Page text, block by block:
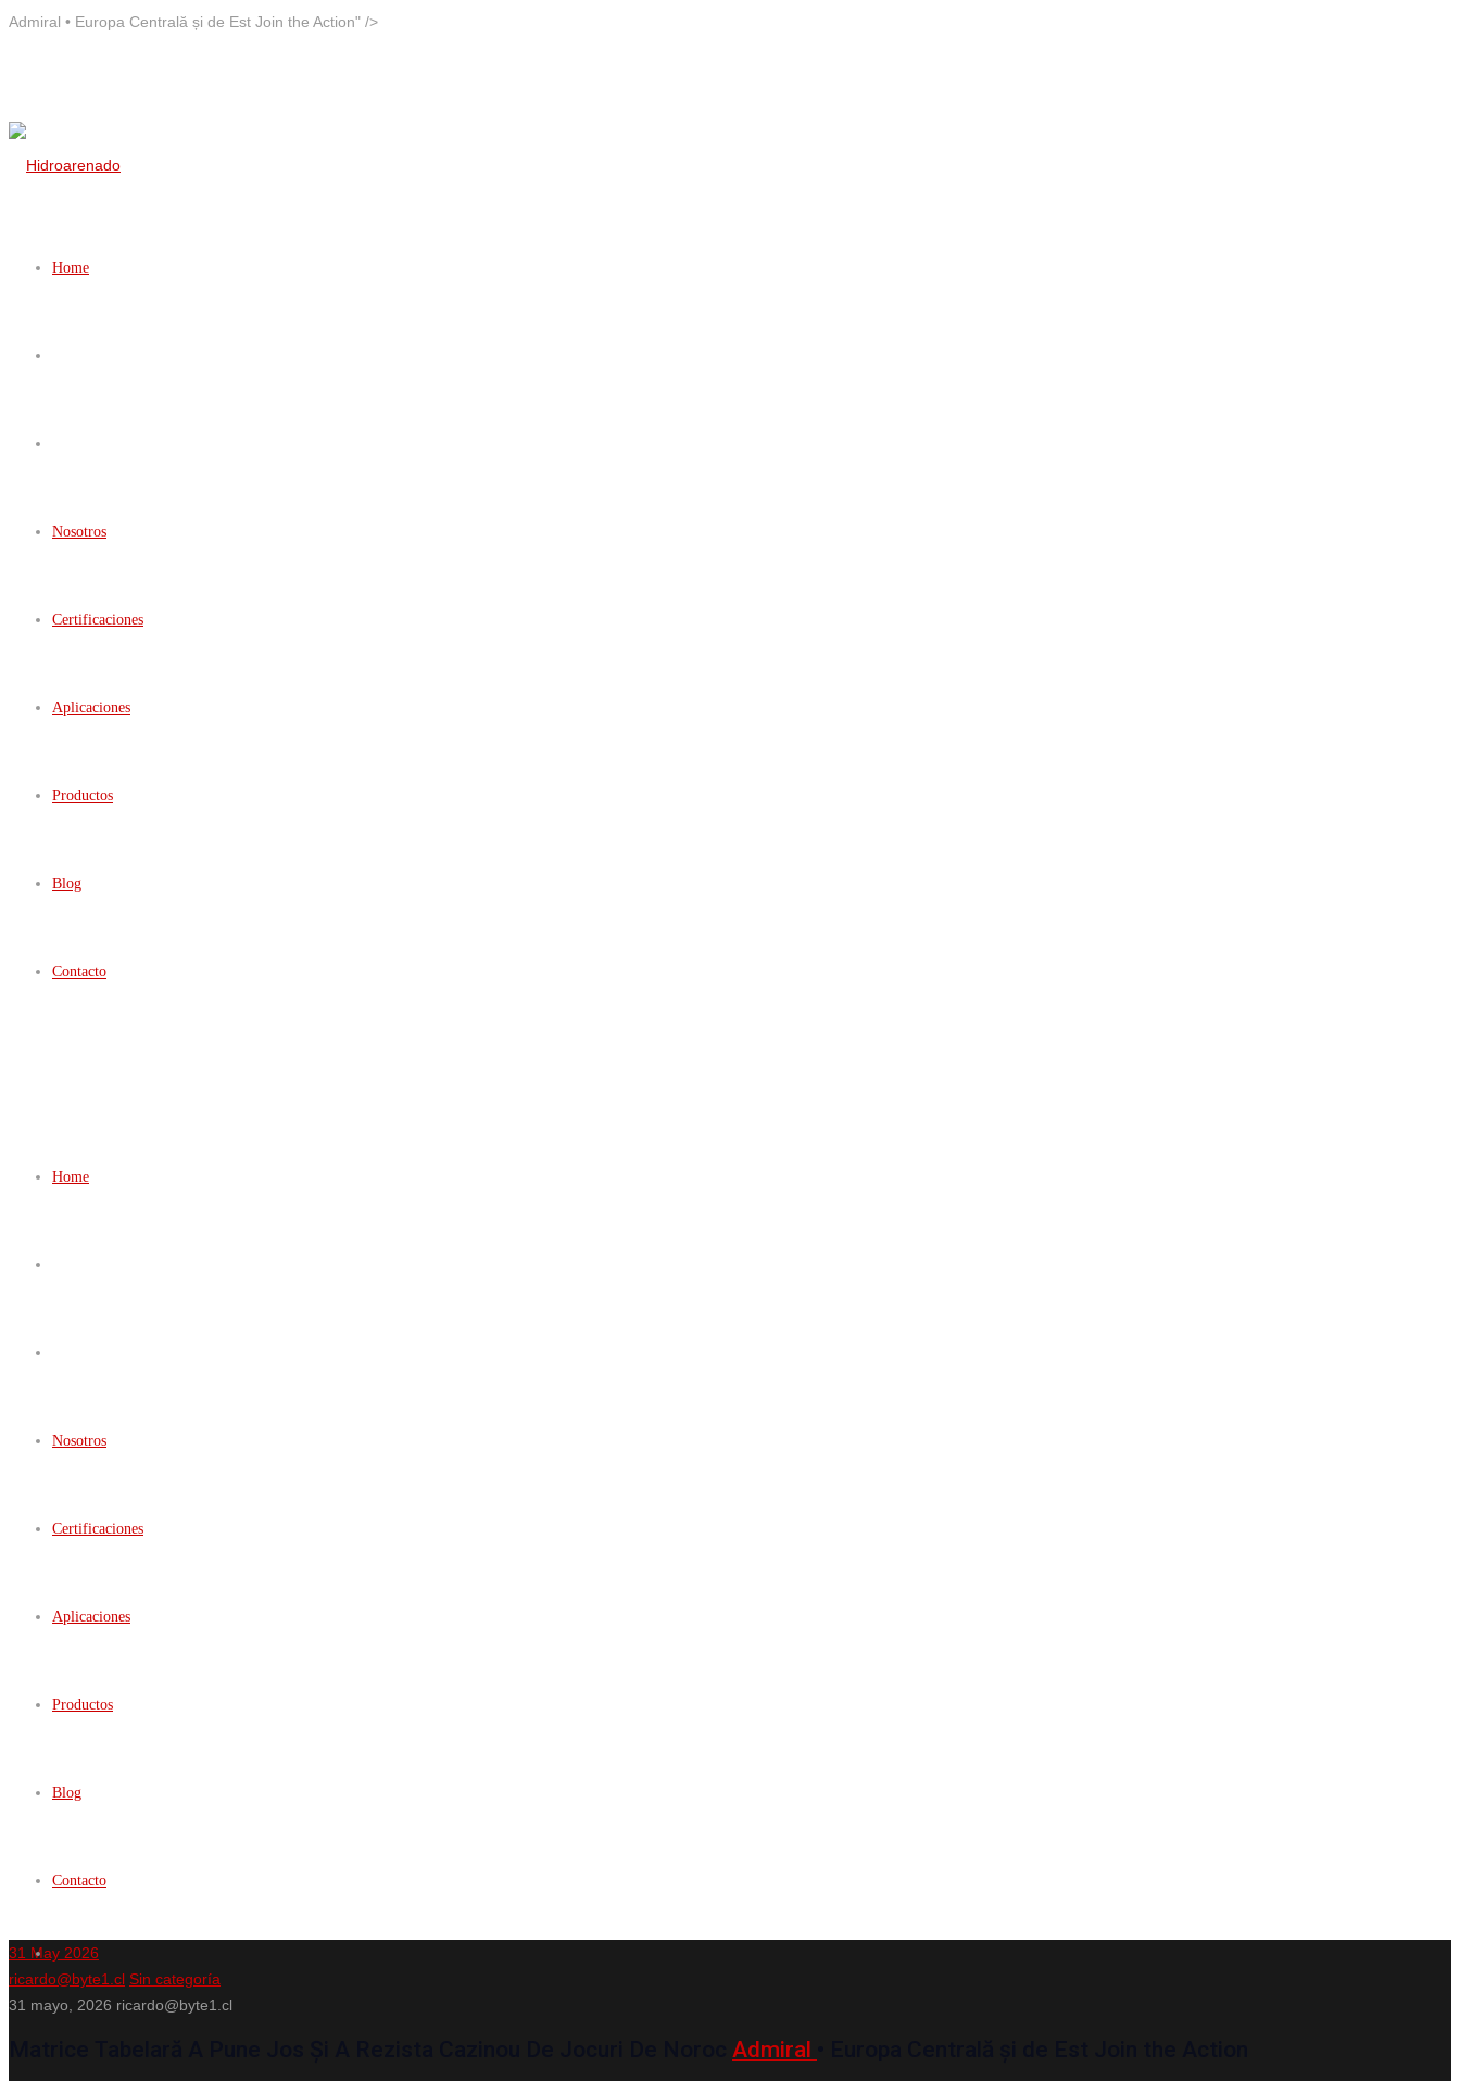
Admiral • Europa Centrală și de Est Join the Action" />
Home
Nosotros
Certificaciones
Aplicaciones
Productos
Blog
Contacto
Home
Nosotros
Certificaciones
Aplicaciones
Productos
Blog
Contacto
31 May 2026
ricardo@byte1.cl Sin categoría
31 mayo, 2026 ricardo@byte1.cl
Admiral